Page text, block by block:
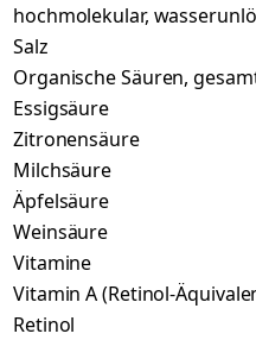
hochmolekular,
Salz
Organische Säuren,
Essigsäure
Zitronensäure
Milchsäure
Äpfelsäure
Weinsäure
Vitamine
Vitamin A (Retinol-
Retinol